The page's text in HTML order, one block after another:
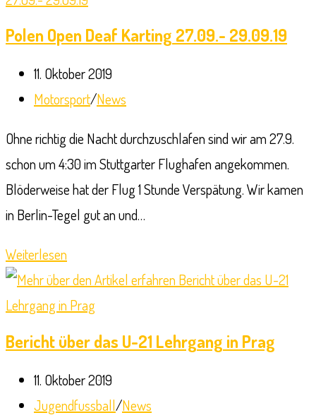
Polen Open Deaf Karting 27.09.- 29.09.19
Beitrag
veröffentlicht:
11. Oktober 2019
Beitrags-
Motorsport/News
Ohne richtig die Nacht durchzuschlafen sind wir am 27.9.
schon um 4:30 im Stuttgarter Flughafen angekommen.
Blöderweise hat der Flug 1 Stunde Verspätung. Wir kamen
in Berlin-Tegel gut an und…
Weiterlesen
Open
Deaf
27.09.-
29.09.19
Bericht über das U-21 Lehrgang in Prag
Beitrag
veröffentlicht:
11. Oktober 2019
Beitrags-
Jugendfussball/News